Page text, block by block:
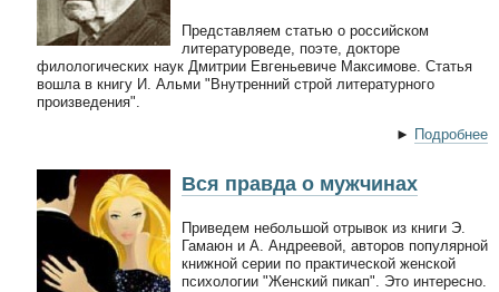
Представляем статью о российском
литературоведе, поэте, докторе
филологических наук Дмитрии Евгеньевиче Максимове. Статья
вошла в книгу И. Альми "Внутренний строй литературного
произведения".
► Подробнее
Вся правда о мужчинах
Приведем небольшой отрывок из книги Э.
Гамаюн и А. Андреевой, авторов популярной
книжной серии по практической женской
психологии "Женский пикап". Это интересно.